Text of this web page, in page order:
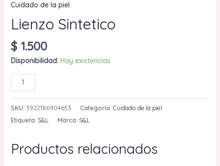
Cuidado de la piel
Lienzo Sintetico
$1.500
Disponibilidad: Hay existencias
Lienzo
Sintetico
cantidad
SKU: 3922186904653 Categoría: Cuidado de la piel
Etiqueta: S&L Marca: S&L
Productos relacionados